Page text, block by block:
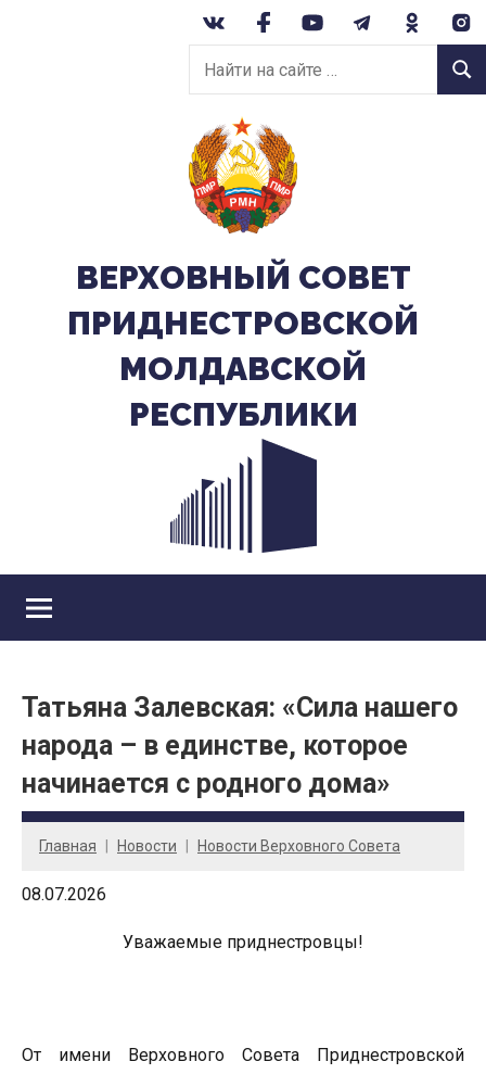
Найти
на
сайте:
ВЕРХОВНЫЙ CОВЕТ
ПРИДНЕСТРОВСКОЙ
МОЛДАВСКОЙ
РЕСПУБЛИКИ
Татьяна Залевская: «Сила нашего
народа – в единстве, которое
начинается с родного дома»
Главная Новости Новости Верховного Совета
08.07.2026
Уважаемые приднестровцы!
От имени Верховного Совета Приднестровской